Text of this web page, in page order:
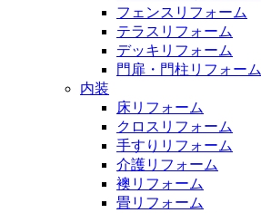
フェンスリフォーム
テラスリフォーム
デッキリフォーム
門扉・門柱リフォーム
内装
床リフォーム
クロスリフォーム
手すりリフォーム
介護リフォーム
襖リフォーム
畳リフォーム